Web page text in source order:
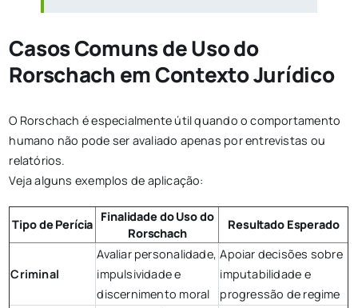
Casos Comuns de Uso do
Rorschach em Contexto Jurídico
O Rorschach é especialmente útil quando o comportamento
humano não pode ser avaliado apenas por entrevistas ou
relatórios.
Veja alguns exemplos de aplicação:
Tipo de Perícia
Finalidade do Uso do
Rorschach
Resultado Esperado
Criminal
Avaliar personalidade,
impulsividade e
discernimento moral
Apoiar decisões sobre
imputabilidade e
progressão de regime